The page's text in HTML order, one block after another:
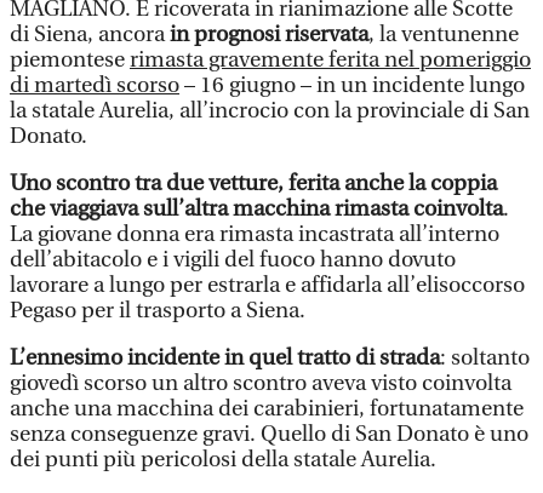
MAGLIANO. È ricoverata in rianimazione alle Scotte
di Siena, ancorain prognosi riservata, la ventunenne
piemonteserimasta gravemente ferita nel pomeriggio
di martedì scorso– 16 giugno – in un incidente lungo
la statale Aurelia, all’incrocio con la provinciale di San
Donato.
Uno scontro tra due vetture, ferita anche la coppia
che viaggiava sull’altra macchina rimasta coinvolta.
La giovane donna era rimasta incastrata all’interno
dell’abitacolo e i vigili del fuoco hanno dovuto
lavorare a lungo per estrarla e affidarla all’elisoccorso
Pegaso per il trasporto a Siena.
L’ennesimo incidente in quel tratto di strada: soltanto
giovedì scorso un altro scontro aveva visto coinvolta
anche una macchina dei carabinieri, fortunatamente
senza conseguenze gravi. Quello di San Donato è uno
dei punti più pericolosi della statale Aurelia.